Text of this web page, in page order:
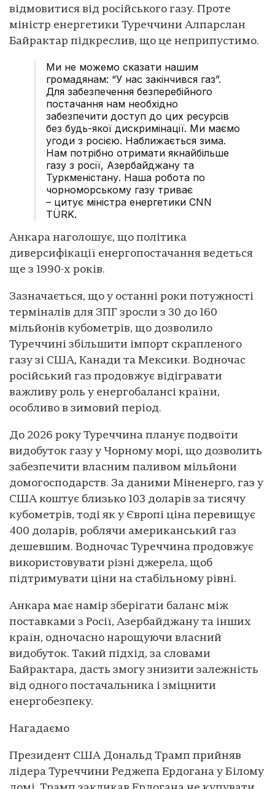
відмовитися від російського газу. Проте
міністр енергетики Туреччини Алпарслан
Байрактар підкреслив, що це неприпустимо.
Ми не можемо сказати нашим
громадянам: “У нас закінчився газ”.
Для забезпечення безперебійного
постачання нам необхідно
забезпечити доступ до цих ресурсів
без будь-якої дискримінації. Ми маємо
угоди з росією. Наближається зима.
Нам потрібно отримати якнайбільше
газу з росії, Азербайджану та
Туркменістану. Наша робота по
чорноморському газу триває
– цитує міністра енергетики CNN
TÜRK.
Анкара наголошує, що політика
диверсифікації енергопостачання ведеться
ще з 1990-х років.
Зазначається, що у останні роки потужності
терміналів для ЗПГ зросли з 30 до 160
мільйонів кубометрів, що дозволило
Туреччині збільшити імпорт скрапленого
газу зі США, Канади та Мексики. Водночас
російський газ продовжує відігравати
важливу роль у енергобалансі країни,
особливо в зимовий період.
До 2026 року Туреччина планує подвоїти
видобуток газу у Чорному морі, що дозволить
забезпечити власним паливом мільйони
домогосподарств. За даними Міненерго, газ у
США коштує близько 103 доларів за тисячу
кубометрів, тоді як у Європі ціна перевищує
400 доларів, роблячи американський газ
дешевшим. Водночас Туреччина продовжує
використовувати різні джерела, щоб
підтримувати ціни на стабільному рівні.
Анкара має намір зберігати баланс між
поставками з Росії, Азербайджану та інших
країн, одночасно нарощуючи власний
видобуток. Такий підхід, за словами
Байрактара, дасть змогу знизити залежність
від одного постачальника і зміцнити
енергобезпеку.
Нагадаємо
Президент США Дональд Трамп прийняв
лідера Туреччини Реджепа Ердогана у Білому